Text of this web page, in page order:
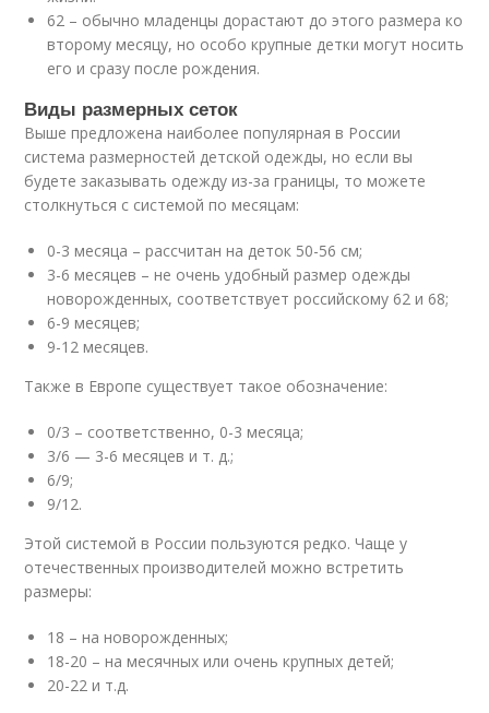
62 – обычно младенцы дорастают до этого размера ко
второму месяцу, но особо крупные детки могут носить
его и сразу после рождения.
Виды размерных сеток
Выше предложена наиболее популярная в России
система размерностей детской одежды, но если вы
будете заказывать одежду из-за границы, то можете
столкнуться с системой по месяцам:
0-3 месяца – рассчитан на деток 50-56 см;
3-6 месяцев – не очень удобный размер одежды
новорожденных, соответствует российскому 62 и 68;
6-9 месяцев;
9-12 месяцев.
Также в Европе существует такое обозначение:
0/3 – соответственно, 0-3 месяца;
3/6 — 3-6 месяцев и т. д.;
6/9;
9/12.
Этой системой в России пользуются редко. Чаще у
отечественных производителей можно встретить
размеры:
18 – на новорожденных;
18-20 – на месячных или очень крупных детей;
20-22 и т.д.